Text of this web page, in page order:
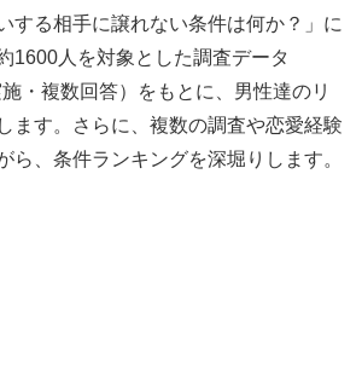
する相手に譲れない条件は何か？」に
1600人を対象とした調査データ
・複数回答）をもとに、男性達のリ
ます。さらに、複数の調査や恋愛経験
ら、条件ランキングを深堀りします。